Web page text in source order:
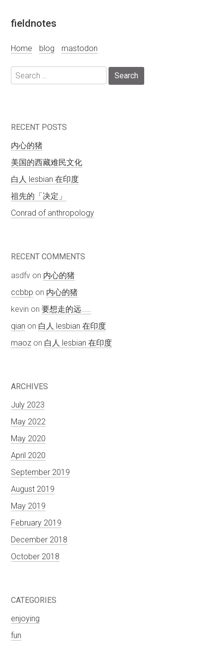
Skip
to
fieldnotes
Home blog mastodon
Search
for:
RECENT POSTS
内心的猪
美国的西藏难民文化
白人 lesbian 在印度
祖先的「决定」
Conrad of anthropology
RECENT COMMENTS
asdfvon 内心的猪
ccbbp on 内心的猪
kevin on 要想走的远……
qian on 白人 lesbian 在印度
maozon 白人 lesbian 在印度
ARCHIVES
July 2023
May 2022
May 2020
April 2020
September 2019
August 2019
May 2019
February 2019
December 2018
October 2018
CATEGORIES
enjoying
fun